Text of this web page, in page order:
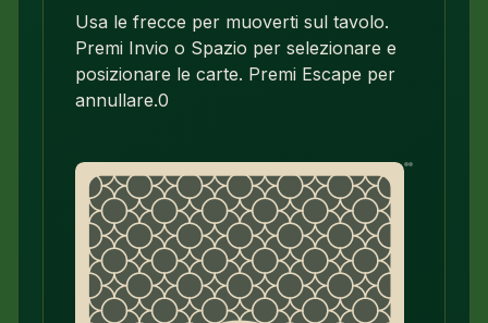
Usa le frecce per muoverti sul tavolo.
Premi Invio o Spazio per selezionare e
posizionare le carte. Premi Escape per
annullare.0